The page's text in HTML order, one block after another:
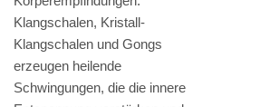
Klangschalen, Kristall-
Klangschalen und Gongs
erzeugen heilende
Schwingungen, die die innere